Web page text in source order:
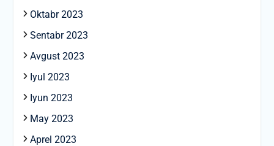
Oktabr 2023
Sentabr 2023
Avgust 2023
Iyul 2023
Iyun 2023
May 2023
Aprel 2023